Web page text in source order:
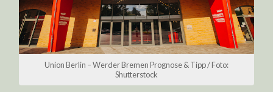
Union Berlin – Werder Bremen Prognose & Tipp / Foto:
Shutterstock